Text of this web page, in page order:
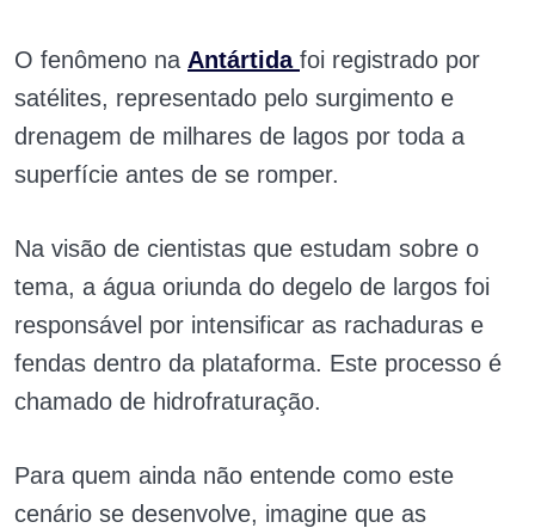
O fenômeno na Antártida foi registrado por
satélites, representado pelo surgimento e
drenagem de milhares de lagos por toda a
superfície antes de se romper.
Na visão de cientistas que estudam sobre o
tema, a água oriunda do degelo de largos foi
responsável por intensificar as rachaduras e
fendas dentro da plataforma. Este processo é
chamado de hidrofraturação.
Para quem ainda não entende como este
cenário se desenvolve, imagine que as